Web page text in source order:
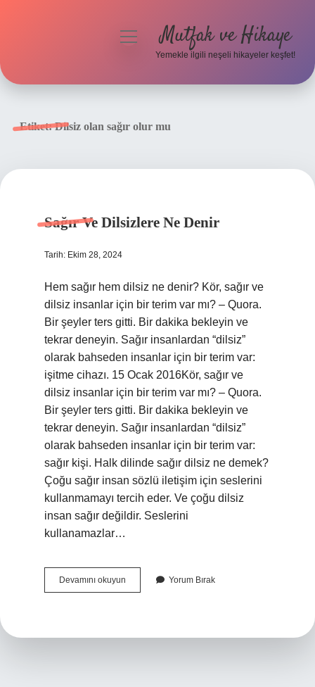
menüyüMutfak ve Hikaye
Yemekle ilgili neşeli hikayeler keşfet!
Etiket:Dilsiz olan sağır olur mu
Sağır Ve Dilsizlere Ne Denir
Tarih: Ekim 28, 2024
Hem sağır hem dilsiz ne denir? Kör, sağır ve
dilsiz insanlar için bir terim var mı? – Quora.
Bir şeyler ters gitti. Bir dakika bekleyin ve
tekrar deneyin. Sağır insanlardan “dilsiz”
olarak bahseden insanlar için bir terim var:
işitme cihazı. 15 Ocak 2016Kör, sağır ve
dilsiz insanlar için bir terim var mı? – Quora.
Bir şeyler ters gitti. Bir dakika bekleyin ve
tekrar deneyin. Sağır insanlardan “dilsiz”
olarak bahseden insanlar için bir terim var:
sağır kişi. Halk dilinde sağır dilsiz ne demek?
Çoğu sağır insan sözlü iletişim için seslerini
kullanmamayı tercih eder. Ve çoğu dilsiz
insan sağır değildir. Seslerini
kullanamazlar…
Devamını okuyun
Ve
Yorum Bırak